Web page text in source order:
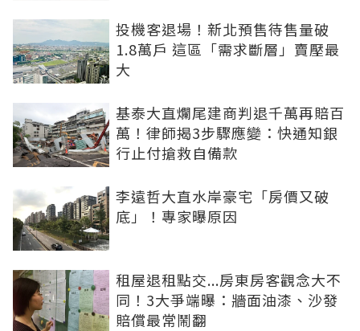
投機客退場！新北預售待售量破
1.8萬戶 這區「需求斷層」賣壓最
大
基泰大直爛尾建商判退千萬再賠百
萬！律師揭3步驟應變：快通知銀
行止付搶救自備款
李遠哲大直水岸豪宅「房價又破
底」！專家曝原因
租屋退租點交...房東房客觀念大不
同！3大爭端曝：牆面油漆、沙發
賠償最常鬧翻